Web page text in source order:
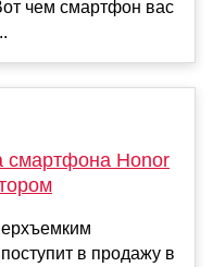
чем смартфон вас
смартфона Honor
в продажу в